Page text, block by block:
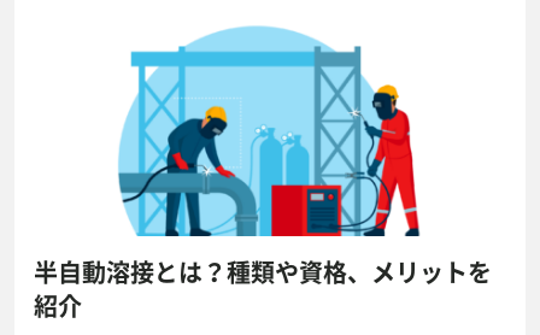
半自動溶接とは？種類や資格、メリットを
紹介